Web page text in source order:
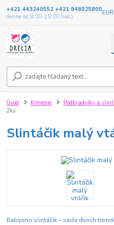
EUR
+421 443240552 +421 948025800
denne od 9:00-19:00 hod.)
Úvod Kŕmenie Podbradníky a
2ks
Slintáčik malý
Babyono slintáčik – sada dvoch